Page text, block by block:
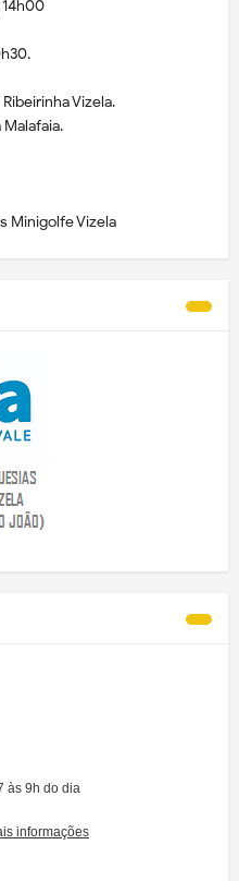
14h00
Vizela.
Malafaia.
Minigolfe Vizela